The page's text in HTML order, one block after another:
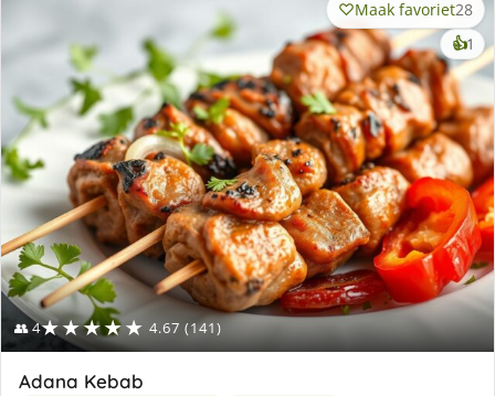
👥 4★★★★★ 4.67 (141)
Maak favoriet28
👍1
Adana Kebab